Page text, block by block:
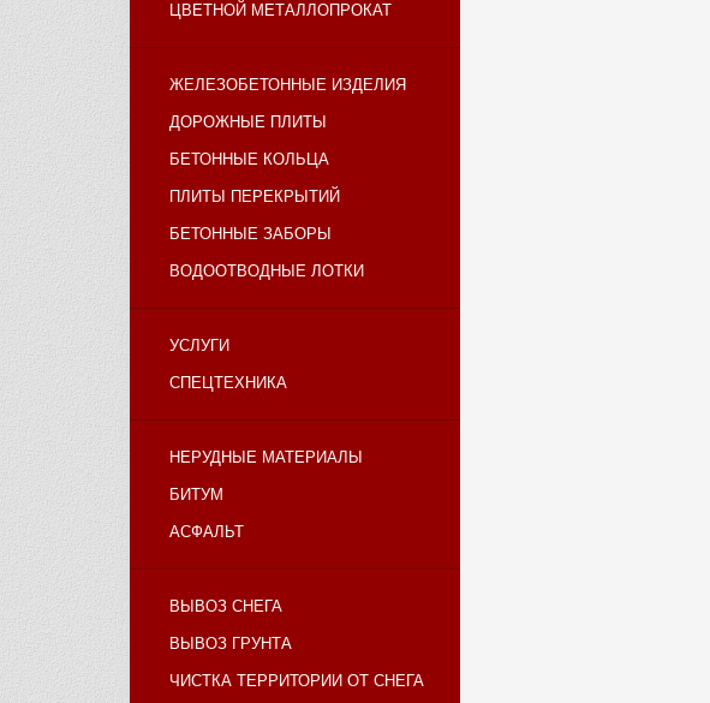
ЦВЕТНОЙ МЕТАЛЛОПРОКАТ
ЖЕЛЕЗОБЕТОННЫЕ ИЗДЕЛИЯ
ДОРОЖНЫЕ ПЛИТЫ
БЕТОННЫЕ КОЛЬЦА
ПЛИТЫ ПЕРЕКРЫТИЙ
БЕТОННЫЕ ЗАБОРЫ
ВОДООТВОДНЫЕ ЛОТКИ
УСЛУГИ
СПЕЦТЕХНИКА
НЕРУДНЫЕ МАТЕРИАЛЫ
БИТУМ
АСФАЛЬТ
ВЫВОЗ СНЕГА
ВЫВОЗ ГРУНТА
ЧИСТКА ТЕРРИТОРИИ ОТ СНЕГА